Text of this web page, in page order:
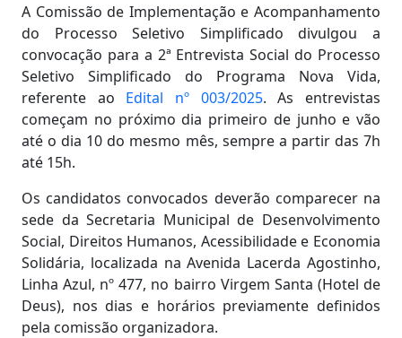
A Comissão de Implementação e Acompanhamento
do Processo Seletivo Simplificado divulgou a
convocação para a 2ª Entrevista Social do Processo
Seletivo Simplificado do Programa Nova Vida,
referente ao Edital nº 003/2025. As entrevistas
começam no próximo dia primeiro de junho e vão
até o dia 10 do mesmo mês, sempre a partir das 7h
até 15h.
Os candidatos convocados deverão comparecer na
sede da Secretaria Municipal de Desenvolvimento
Social, Direitos Humanos, Acessibilidade e Economia
Solidária, localizada na Avenida Lacerda Agostinho,
Linha Azul, nº 477, no bairro Virgem Santa (Hotel de
Deus), nos dias e horários previamente definidos
pela comissão organizadora.